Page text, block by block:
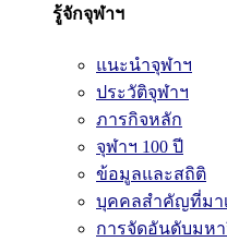
รู้จักจุฬาฯ
แนะนำจุฬาฯ
ประวัติจุฬาฯ
ภารกิจหลัก
จุฬาฯ 100 ปี
ข้อมูลและสถิติ
บุคคลสำคัญที่มา
การจัดอันดับมห